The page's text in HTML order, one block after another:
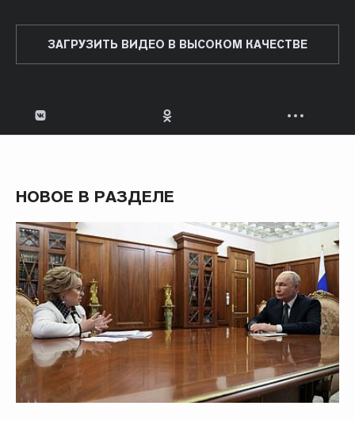
ЗАГРУЗИТЬ ВИДЕО В ВЫСОКОМ КАЧЕСТВЕ
НОВОЕ В РАЗДЕЛЕ